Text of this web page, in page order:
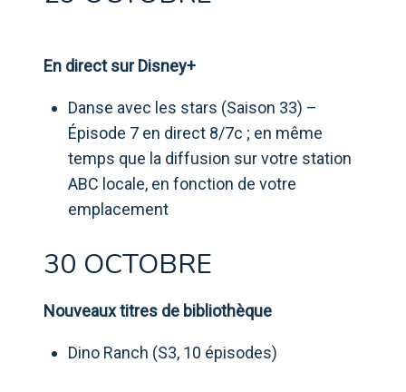
En direct sur Disney+
Danse avec les stars (Saison 33) –
Épisode 7 en direct 8/7c ; en même
temps que la diffusion sur votre station
ABC locale, en fonction de votre
emplacement
30 OCTOBRE
Nouveaux titres de bibliothèque
Dino Ranch (S3, 10 épisodes)